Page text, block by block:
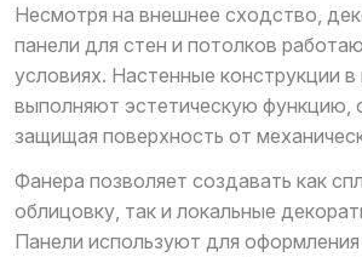
Несмотря на внешнее сходство,
панели для стен и потолков
условиях. Настенные конструкции
выполняют эстетическую функцию,
защищая поверхность от
Фанера позволяет создавать как
облицовку, так и локальные
Панели используют для